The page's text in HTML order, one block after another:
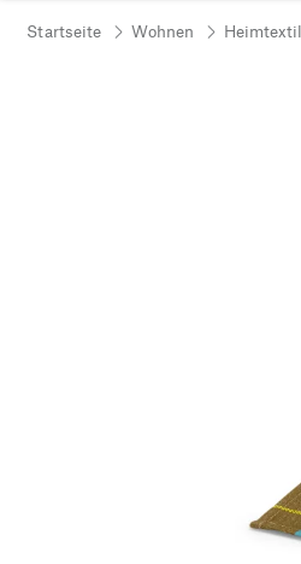
Startseite Wohnen